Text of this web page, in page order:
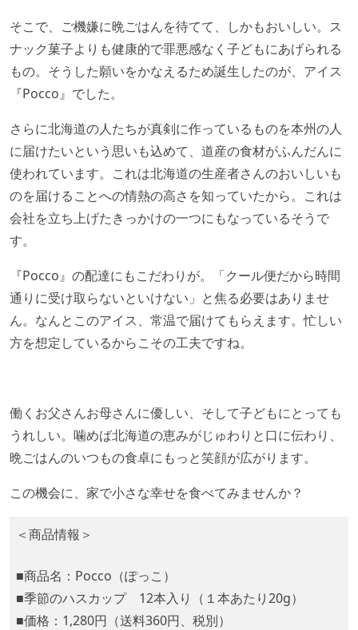
そこで、ご機嫌に晩ごはんを待てて、しかもおいしい。ス
ナック菓子よりも健康的で罪悪感なく子どもにあげられる
もの。そうした願いをかなえるため誕生したのが、アイス
『Pocco』でした。
さらに北海道の人たちが真剣に作っているものを本州の人
に届けたいという思いも込めて、道産の食材がふんだんに
使われています。これは北海道の生産者さんのおいしいも
のを届けることへの情熱の高さを知っていたから。これは
会社を立ち上げたきっかけの一つにもなっているそうで
す。
『Pocco』の配達にもこだわりが。「クール便だから時間
通りに受け取らないといけない」と焦る必要はありませ
ん。なんとこのアイス、常温で届けてもらえます。忙しい
方を想定しているからこその工夫ですね。
働くお父さんお母さんに優しい、そして子どもにとっても
うれしい。噛めば北海道の恵みがじゅわりと口に伝わり、
晩ごはんのいつもの食卓にもっと笑顔が広がります。
この機会に、家で小さな幸せを食べてみませんか？
＜商品情報＞
■商品名：Pocco（ぽっこ）
■季節のハスカップ 12本入り（１本あたり20g）
■価格：1,280円（送料360円、税別）